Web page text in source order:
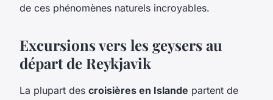
de ces phénomènes naturels incroyables.
Excursions vers les geysers au
départ de Reykjavik
La plupart des croisières en Islande partent de